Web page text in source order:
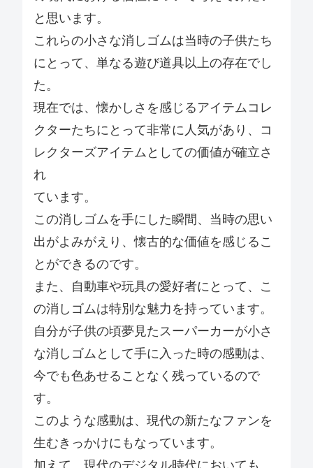
と思います。
これらの小さな消しゴムは当時の子供たち
にとって、単なる遊び道具以上の存在でし
た。
現在では、懐かしさを感じるアイテムコレ
クターたちにとって非常に人気があり、コ
レクターズアイテムとしての価値が確立さ
れ
ています。
この消しゴムを手にした瞬間、当時の思い
出がよみがえり、懐古的な価値を感じるこ
とができるのです。
また、自動車や玩具の愛好者にとって、こ
の消しゴムは特別な魅力を持っています。
自分が子供の頃夢見たスーパーカーが小さ
な消しゴムとして手に入った時の感動は、
今でも色あせることなく残っているので
す。
このような感動は、現代の新たなファンを
生むきっかけにもなっています。